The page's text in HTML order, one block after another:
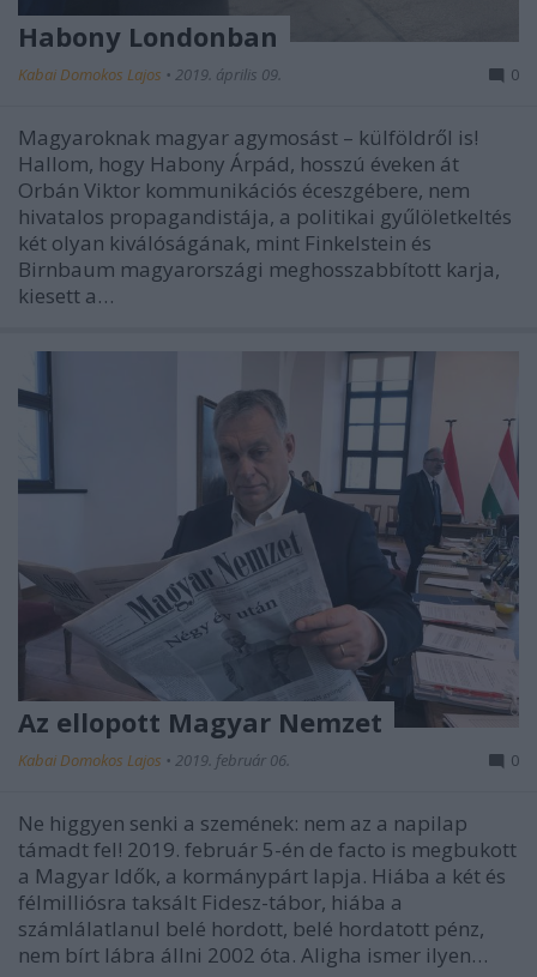
Habony Londonban
Kabai Domokos Lajos • 2019. április 09. 0
Magyaroknak magyar agymosást – külföldről is!
Hallom, hogy Habony Árpád, hosszú éveken át
Orbán Viktor kommunikációs éceszgébere, nem
hivatalos propagandistája, a politikai gyűlöletkeltés
két olyan kiválóságának, mint Finkelstein és
Birnbaum magyarországi meghosszabbított karja,
kiesett a…
Az ellopott Magyar Nemzet
Kabai Domokos Lajos • 2019. február 06. 0
Ne higgyen senki a szemének: nem az a napilap
támadt fel! 2019. február 5-én de facto is megbukott
a Magyar Idők, a kormánypárt lapja. Hiába a két és
félmilliósra taksált Fidesz-tábor, hiába a
számlálatlanul belé hordott, belé hordatott pénz,
nem bírt lábra állni 2002 óta. Aligha ismer ilyen…